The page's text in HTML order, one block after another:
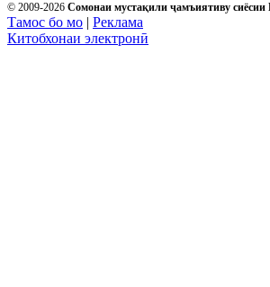
© 2009-2026 Сомонаи мустақили ҷамъиятиву сиёсии
Тамос бо мо | Реклама
Китобхонаи электронӣ